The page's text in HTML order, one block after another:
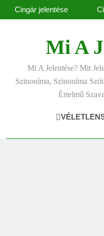
Ugrás
a
jelentése
Cingár jelentése
Contemporary
Mi A
Mi A Jelentése? Mit
Szinoníma, Szinoníma
Értelmű